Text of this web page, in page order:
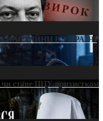
ВІЙНИ В УКРАЇНІ
чи стане ПЦУ прихистком